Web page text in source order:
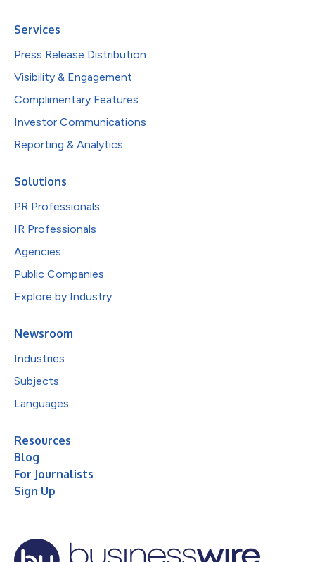
Services
Press Release Distribution
Visibility & Engagement
Complimentary Features
Investor Communications
Reporting & Analytics
Solutions
PR Professionals
IR Professionals
Agencies
Public Companies
Explore by Industry
Newsroom
Industries
Subjects
Languages
Resources
Blog
For Journalists
Sign Up